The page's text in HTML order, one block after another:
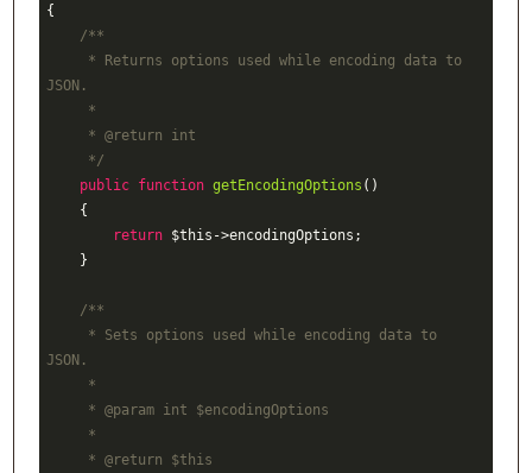
{
/**
JSON.
     *
@return int
     */
public function getEncodingOptions ()
{
return $this->encodingOptions;
/**
JSON.
     *
@param int $encodingOptions
     *
@return $this